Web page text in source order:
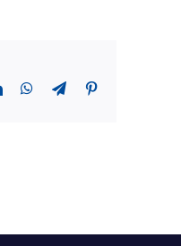
LinkedInWhatsApp
Telegram